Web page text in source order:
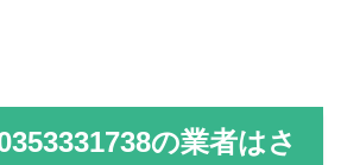
の業者はさ